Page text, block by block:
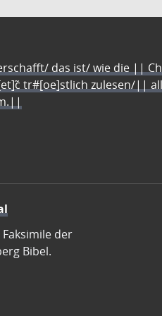
das ist/ wie die ||
tr#[oe]stlich zulesen/||
Faksimile der
Bibel.